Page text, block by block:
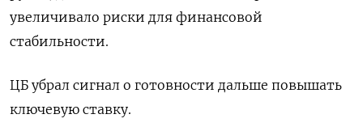
увеличивало риски для финансовой
стабильности.
ЦБ убрал сигнал о готовности дальше повышать
ключевую ставку.